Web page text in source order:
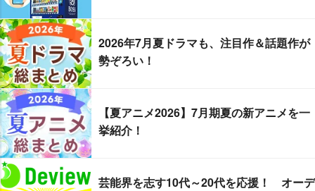
2026年7月夏ドラマも、注目作＆話題作が
勢ぞろい！
【夏アニメ2026】7月期夏の新アニメを一
挙紹介！
芸能界を志す10代～20代を応援！ オーデ